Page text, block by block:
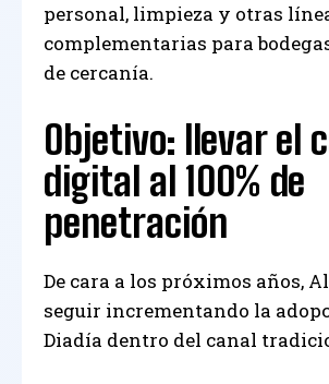
personal, limpieza y otras
complementarias para
de cercanía.
Objetivo: llevar el
digital al 100% de
penetración
De cara a los próximos años,
seguir incrementando la
Diadía dentro del canal